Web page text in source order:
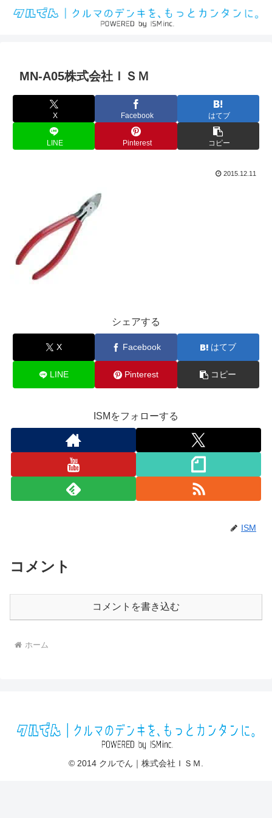
MN-A05株式会社ＩＳＭ
X Facebook はてブ
LINE Pinterest コピー
2015.12.11
シェアする
X Facebook はてブ
LINE Pinterest コピー
ISMをフォローする
ISM
コメント
コメントを書き込む
ホーム
© 2014 クルでん｜株式会社ＩＳＭ.